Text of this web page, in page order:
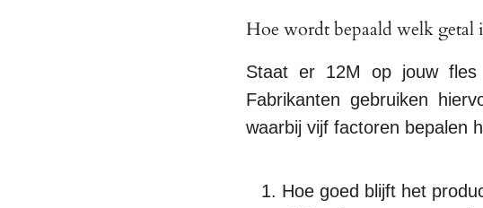
Hoe wordt bepaald welk getal
Staat er 12M op jouw fles
Fabrikanten gebruiken
waarbij vijf factoren bepalen
Hoe goed blijft het